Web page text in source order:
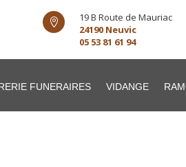

19 B Route de Mauriac
24190 Neuvic
05 53 81 61 94
FUNERAIRES VIDANGE